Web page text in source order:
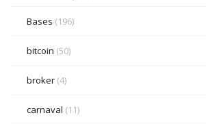
Bases (196)
bitcoin (50)
broker (4)
carnaval (11)